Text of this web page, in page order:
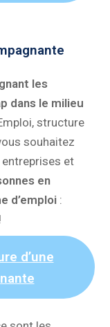
les
dans le milieu
structure
souhaitez
et
en
d’emploi :
!
d’une